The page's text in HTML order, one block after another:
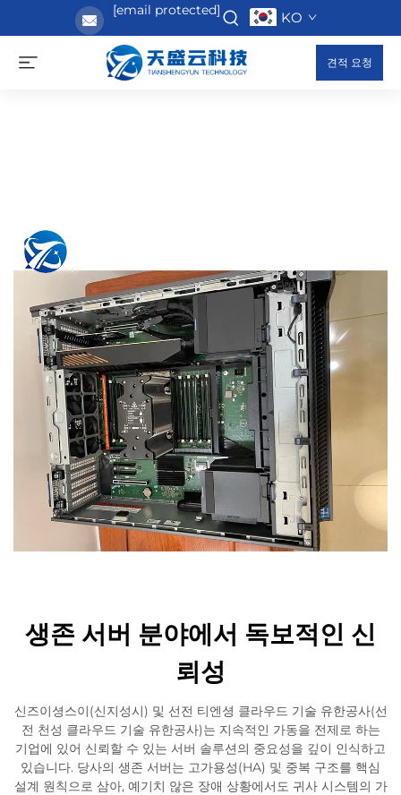
[email protected] KO
견적 요청
생존 서버 분야에서 독보적인 신
뢰성
신즈이셩스이(신지성시) 및 선전 티엔셩 클라우드 기술 유한공사(선
전 천성 클라우드 기술 유한공사)는 지속적인 가동을 전제로 하는
기업에 있어 신뢰할 수 있는 서버 솔루션의 중요성을 깊이 인식하고
있습니다. 당사의 생존 서버는 고가용성(HA) 및 중복 구조를 핵심
설계 원칙으로 삼아, 예기치 않은 장애 상황에서도 귀사 시스템의 가